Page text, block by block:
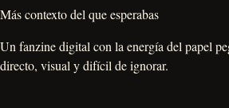
Más contexto del que esperabas
Un fanzine digital con la energía del papel
directo, visual y difícil de ignorar.